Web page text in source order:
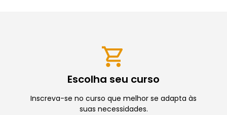
Escolha seu curso
Inscreva-se no curso que melhor se adapta às
suas necessidades.